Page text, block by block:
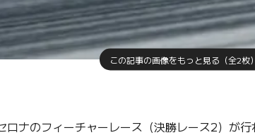
この記事の画像をもっと見る（全2枚）
ナのフィーチャーレース（決勝レース2）が